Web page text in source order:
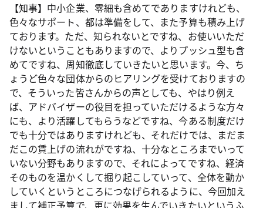
【知事】中小企業、零細も含めてでありますけれども、
色々なサポート、都は準備をして、また予算も積み上げ
ております。ただ、知られないとですね、お使いいただ
けないということもありますので、よりプッシュ型も含
めてですね、周知徹底していきたいと思います。今、ち
ょうど色々な団体からのヒアリングを受けておりますの
で、そういった皆さんからの声としても、やはり例え
ば、アドバイザーの役目を担っていただけるような方々
にも、より活躍してもらうなどですね、今ある制度だけ
でも十分ではありますけれども、それだけでは、まだま
だこの賃上げの流れがですね、十分なところまでいって
いない分野もありますので、それによってですね、経済
そのものを温かくして掘り起こしていって、全体を動か
していくというところにつなげられるように、今回加え
まして補正予算で、更に効果を生んでいきたいというふ